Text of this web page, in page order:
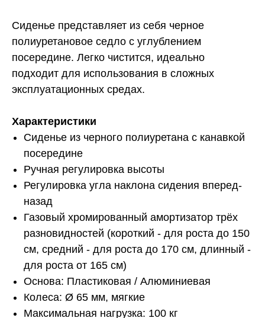
Сиденье представляет из себя черное
полиуретановое седло с углублением
посередине. Легко чистится, идеально
подходит для использования в сложных
эксплуатационных средах.
Характеристики
Сиденье из черного полиуретана с канавкой
посередине
Ручная регулировка высоты
Регулировка угла наклона сидения вперед-
назад
Газовый хромированный амортизатор трёх
разновидностей (короткий - для роста до 150
см, средний - для роста до 170 см, длинный -
для роста от 165 см)
Основа: Пластиковая / Алюминиевая
Колеса: Ø 65 мм, мягкие
Максимальная нагрузка: 100 кг